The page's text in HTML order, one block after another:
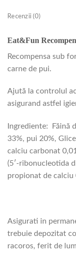
Recenzii (0)
Eat&Fun
Recompensa sub
carne de pui.
Ajută la controlul
asigurand astfel
Ingrediente:
Făină
33%, pui 20%,
calciu carbonat
(5′-ribonucleotida
propionat de calciu
Asigurati in
trebuie depozitat
racoros, ferit de